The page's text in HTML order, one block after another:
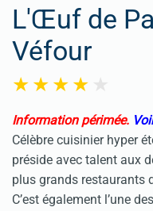
L'Œuf de
Véfour
Information périmée.
Célèbre cuisinier hyper
préside avec talent aux
plus grands restaurants
C’est également l’une